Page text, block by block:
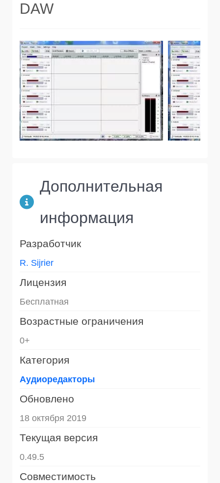
DAW
Дополнительная
информация
Разработчик
R. Sijrier
Лицензия
Бесплатная
Возрастные ограничения
0+
Категория
Аудиоредакторы
Обновлено
18 октября 2019
Текущая версия
0.49.5
Совместимость